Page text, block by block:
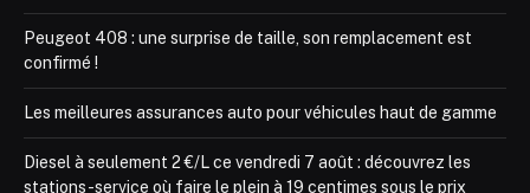
Peugeot 408 : une surprise de taille, son remplacement est
confirmé !
Les meilleures assurances auto pour véhicules haut de gamme
Diesel à seulement 2 €/L ce vendredi 7 août : découvrez les
stations-service où faire le plein à 19 centimes sous le prix